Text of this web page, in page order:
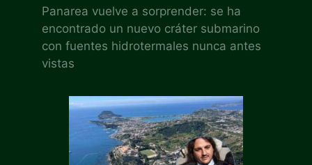
Panarea vuelve a sorprender: se ha
encontrado un nuevo cráter submarino
con fuentes hidrotermales nunca antes
vistas